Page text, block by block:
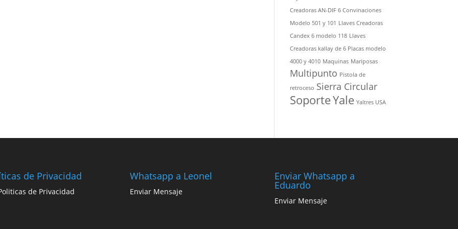
Creadoras AN-DIF 6 Convinaciones
Modelo 501 y 101 Llaves Creadoras
Candex 6 modelo 118 Llaves
Creadoras kallay de 6 Placas modelo
4000 y 4010 Maquinas Mariposas
Multipunto Pistola de
retroceso Sierra Circular
SoporteYale Yaltres USA
de Privacidad
de Privacidad
Whatsapp a Leonel
Enviar Mensaje
Enviar Whatsapp a
Eduardo
Enviar Mensaje